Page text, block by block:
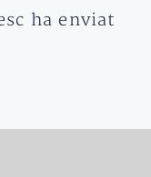
ha enviat